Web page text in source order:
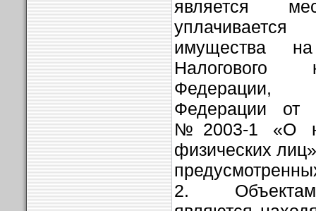
является
имущества
Налогового
Федерации,
Федерации от
№2003-1 «О
физических
2.